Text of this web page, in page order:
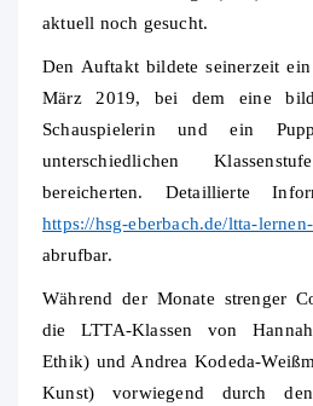
aktuell noch gesucht.
Den Auftakt bildete seinerzeit
März 2019, bei dem eine
Schauspielerin und ein
unterschiedlichen
bereicherten. Detaillierte
https://hsg-eberbach.de/ltta-
abrufbar.
Während der Monate strenger
die LTTA-Klassen von
Ethik) und Andrea Kodeda-
Kunst) vorwiegend durch